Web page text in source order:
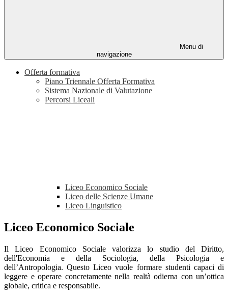
Menu di
navigazione
Offerta formativa
Piano Triennale Offerta Formativa
Sistema Nazionale di Valutazione
Percorsi Liceali
Liceo Economico Sociale
Liceo delle Scienze Umane
Liceo Linguistico
Liceo Economico Sociale
Il Liceo Economico Sociale valorizza lo studio del Diritto,
dell'Economia e della Sociologia, della Psicologia e
dell’Antropologia. Questo Liceo vuole formare studenti capaci di
leggere e operare concretamente nella realtà odierna con un’ottica
globale, critica e responsabile.